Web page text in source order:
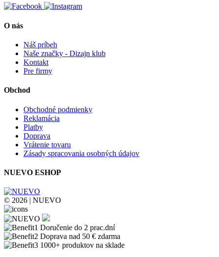
O nás
Náš príbeh
Naše značky - Dizajn klub
Kontakt
Pre firmy
Obchod
Obchodné podmienky
Reklamácia
Platby
Doprava
Vrátenie tovaru
Zásady spracovania osobných údajov
NUEVO ESHOP
© 2026 | NUEVO
Doručenie do 2 prac.dní
Doprava nad 50 € zdarma
1000+ produktov na sklade